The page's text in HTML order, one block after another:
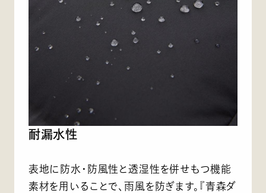
耐漏水性
表地に防水・防風性と透湿性を併せもつ機能
素材を用いることで、雨風を防ぎます。『青森ダ